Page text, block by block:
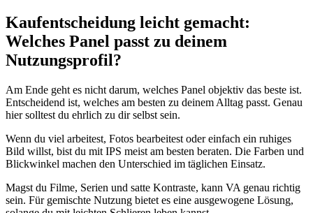
Kaufentscheidung leicht gemacht:
Welches Panel passt zu deinem
Nutzungsprofil?
Am Ende geht es nicht darum, welches Panel objektiv das beste ist.
Entscheidend ist, welches am besten zu deinem Alltag passt. Genau
hier solltest du ehrlich zu dir selbst sein.
Wenn du viel arbeitest, Fotos bearbeitest oder einfach ein ruhiges
Bild willst, bist du mit IPS meist am besten beraten. Die Farben und
Blickwinkel machen den Unterschied im täglichen Einsatz.
Magst du Filme, Serien und satte Kontraste, kann VA genau richtig
sein. Für gemischte Nutzung bietet es eine ausgewogene Lösung,